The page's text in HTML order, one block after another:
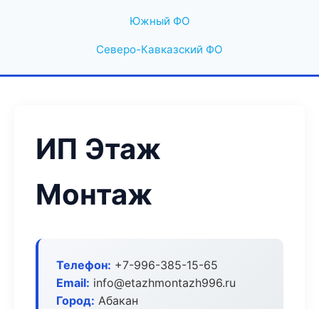
Южный ФО
Северо-Кавказский ФО
ИП Этаж
Монтаж
Телефон: +7-996-385-15-65
Email: info@etazhmontazh996.ru
Город: Абакан